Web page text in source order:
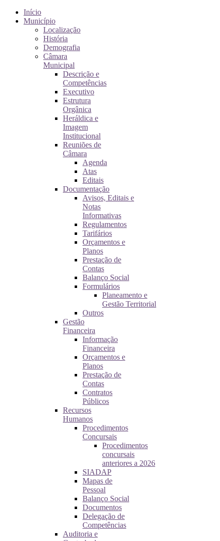
Início
Município
Localização
História
Demografia
Câmara
Municipal
Descrição e
Competências
Executivo
Estrutura
Orgânica
Heráldica e
Imagem
Institucional
Reuniões de
Câmara
Agenda
Atas
Editais
Documentação
Avisos, Editais e
Notas
Informativas
Regulamentos
Tarifários
Orçamentos e
Planos
Prestação de
Contas
Balanço Social
Formulários
Planeamento e
Gestão Territorial
Outros
Gestão
Financeira
Informação
Financeira
Orçamentos e
Planos
Prestação de
Contas
Contratos
Públicos
Recursos
Humanos
Procedimentos
Concursais
Procedimentos
concursais
anteriores a 2026
SIADAP
Mapas de
Pessoal
Balanço Social
Documentos
Delegação de
Competências
Auditoria e